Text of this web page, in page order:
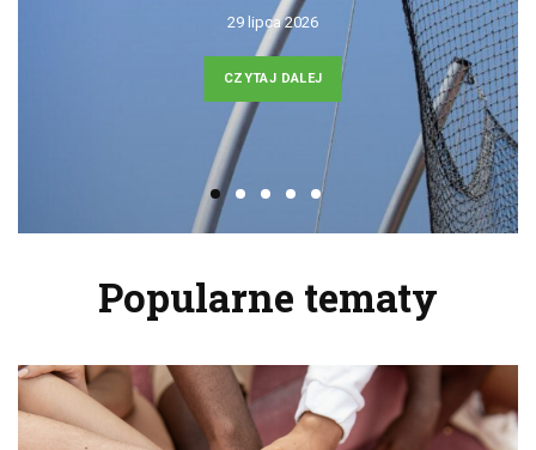
29 lipca 2026
CZYTAJ DALEJ
Popularne tematy